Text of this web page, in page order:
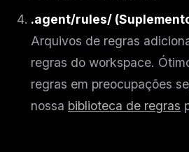
.agent/rules/
Arquivos de regras
regras do workspace.
regras em preocupações
nossa biblioteca de regras